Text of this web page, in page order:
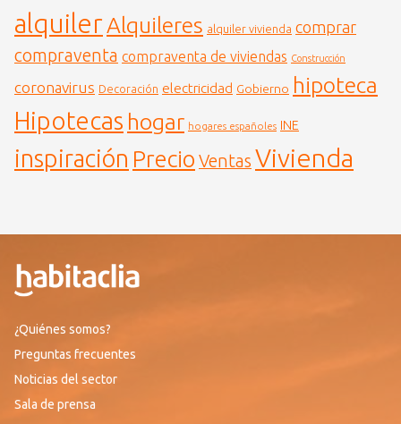
alquilerAlquileres alquiler vivienda comprar
compraventa compraventa de viviendas Construcción
coronavirus Decoración electricidad Gobierno hipoteca
Hipotecas hogar hogares españoles INE
inspiración Precio Ventas Vivienda
¿Quiénes somos?
Preguntas frecuentes
Noticias del sector
Sala de prensa